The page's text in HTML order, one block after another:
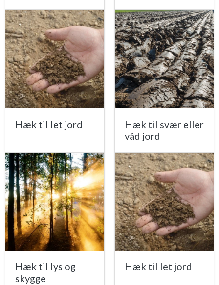
Hæk til let jord
Hæk til svær eller
våd jord
Hæk til lys og
skygge
Hæk til let jord